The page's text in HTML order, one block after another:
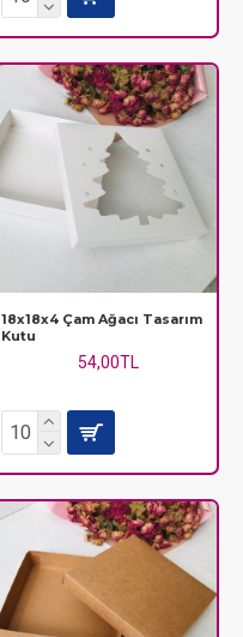
18x18x4 Çam Ağacı Tasarım
Kutu
54,00TL